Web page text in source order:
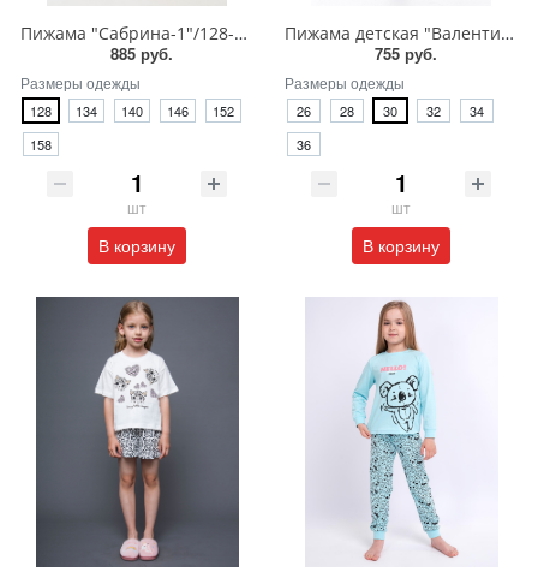
Пижама "Сабрина-1"/128-158/ПД-077
885 руб.
Размеры одежды
128 134 140 146
152
158
шт
В корзину
Пижама детская "Валентинка"
755 руб.
Размеры одежды
26 28 30 32
34
36
шт
В корзину